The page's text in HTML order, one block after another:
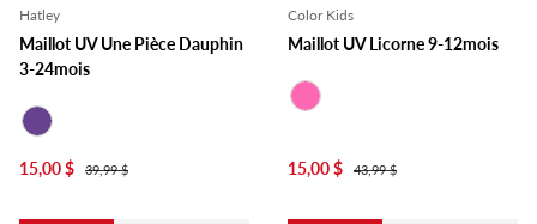
Hatley
Maillot UV Une Pièce Dauphin
3-24mois
15,00 $
39,99 $
Color Kids
Maillot UV Licorne 9-12mois
15,00 $ 43,99 $